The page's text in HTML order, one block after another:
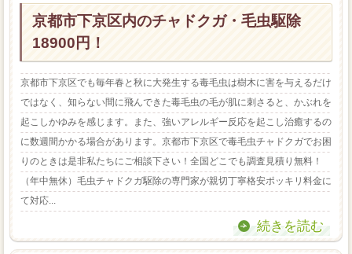
京都市下京区内のチャドクガ・毛虫駆除
18900円！
京都市下京区でも毎年春と秋に大発生する毒毛虫は樹木に害を与えるだけ
ではなく、知らない間に飛んできた毒毛虫の毛が肌に刺さると、かぶれを
起こしかゆみを感じます。また、強いアレルギー反応を起こし治癒するの
に数週間かかる場合があります。京都市下京区で毒毛虫チャドクガでお困
りのときは是非私たちにご相談下さい！全国どこでも調査見積り無料！
（年中無休）毛虫チャドクガ駆除の専門家が親切丁寧格安ポッキリ料金に
て対応...
続きを読む